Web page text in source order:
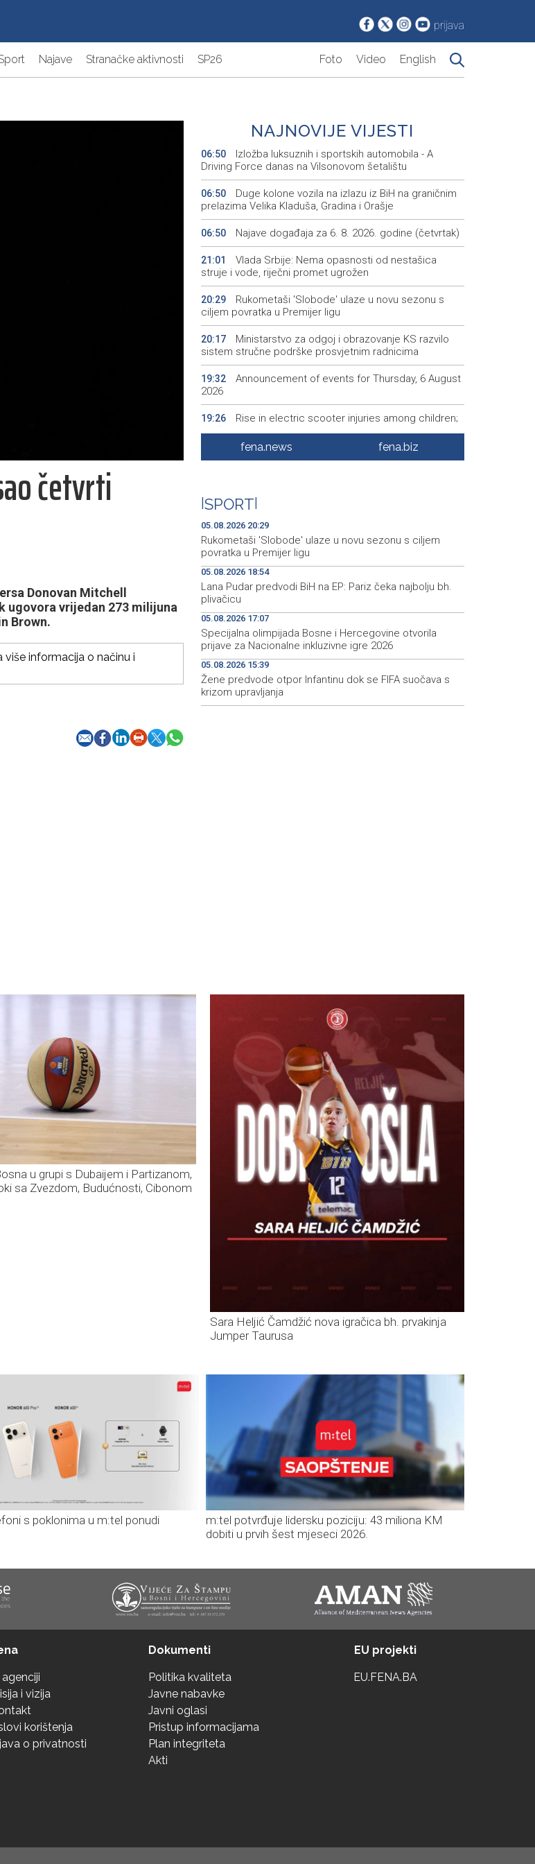
prijava
Najave Stranačke aktivnosti SP26 Foto Video English
četvrti
Donovan Mitchell
vrijedan 273 milijuna
Brown.
više informacija o načinu i
NAJNOVIJE VIJESTI
06:50
Izložba luksuznih i sportskih automobila - A
Driving Force danas na Vilsonovom šetalištu
06:50
Duge kolone vozila na izlazu iz BiH na graničnim
prelazima Velika Kladuša, Gradina i Orašje
06:50 Najave događaja za 6. 8. 2026. godine (četvrtak)
21:01
Vlada Srbije: Nema opasnosti od nestašica
struje i vode, riječni promet ugrožen
20:29
Rukometaši 'Slobode' ulaze u novu sezonu s
ciljem povratka u Premijer ligu
20:17
Ministarstvo za odgoj i obrazovanje KS razvilo
sistem stručne podrške prosvjetnim radnicima
19:32
Announcement of events for Thursday, 6 August
2026
19:26
Rise in electric scooter injuries among children;
Biloš: Head and facial injuries most common
Ministarstvo saobraćaja KS: Uskoro javna
19:15
Pomozi.ba pomaže Gazi - Od početka 2026.
podijeljeno 40.000 toplih obroka, u augustu nove
aktivnosti
fena.news fena.biz
SPORT
05.08.2026 20:29
Rukometaši 'Slobode' ulaze u novu sezonu s ciljem
povratka u Premijer ligu
05.08.2026 18:54
Lana Pudar predvodi BiH na EP: Pariz čeka najbolju bh.
plivačicu
05.08.2026 17:07
Specijalna olimpijada Bosne i Hercegovine otvorila
prijave za Nacionalne inkluzivne igre 2026
05.08.2026 15:39
Žene predvode otpor Infantinu dok se FIFA suočava s
krizom upravljanja
u grupi s Dubaijem i Partizanom,
sa Zvezdom, Budućnosti, Cibonom
Sara Heljić Čamdžić nova igračica bh. prvakinja
Jumper Taurusa
s poklonima u m:tel ponudi
m:tel potvrđuje lidersku poziciju: 43 miliona KM
dobiti u prvih šest mjeseci 2026.
agenciji
i vizija
korištenja
o privatnosti
Dokumenti
Politika kvaliteta
Javne nabavke
Javni oglasi
Pristup informacijama
Plan integriteta
Akti
EU projekti
EU.FENA.BA